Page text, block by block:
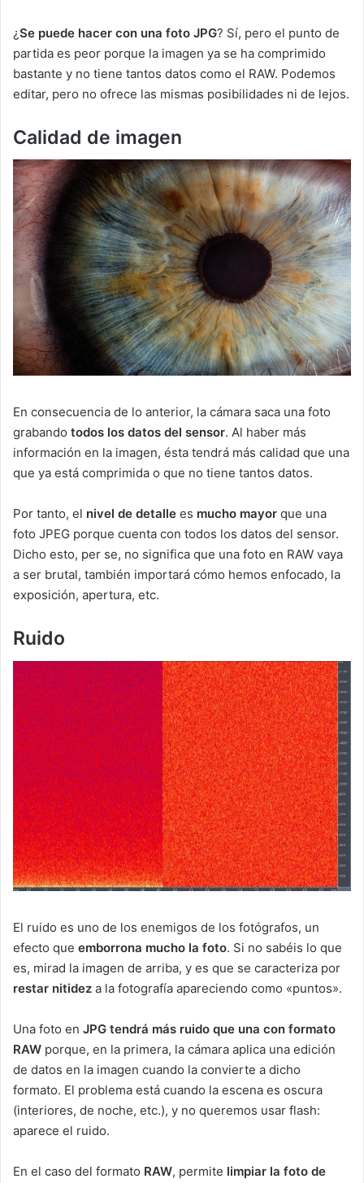
¿Se puede hacer con una foto JPG? Sí, pero el punto de
partida es peor porque la imagen ya se ha comprimido
bastante y no tiene tantos datos como el RAW. Podemos
editar, pero no ofrece las mismas posibilidades ni de lejos.
Calidad de imagen
En consecuencia de lo anterior, la cámara saca una foto
grabando todos los datos del sensor. Al haber más
información en la imagen, ésta tendrá más calidad que una
que ya está comprimida o que no tiene tantos datos.
Por tanto, el nivel de detalle es mucho mayor que una
foto JPEG porque cuenta con todos los datos del sensor.
Dicho esto, per se, no significa que una foto en RAW vaya
a ser brutal, también importará cómo hemos enfocado, la
exposición, apertura, etc.
Ruido
El ruido es uno de los enemigos de los fotógrafos, un
efecto que emborrona mucho la foto. Si no sabéis lo que
es, mirad la imagen de arriba, y es que se caracteriza por
restar nitidez a la fotografía apareciendo como «puntos».
Una foto en JPG tendrá más ruido que una con formato
RAW porque, en la primera, la cámara aplica una edición
de datos en la imagen cuando la convierte a dicho
formato. El problema está cuando la escena es oscura
(interiores, de noche, etc.), y no queremos usar flash:
aparece el ruido.
En el caso del formato RAW, permite limpiar la foto de